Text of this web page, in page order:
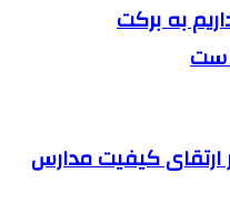
به برکت
کیفیت مدارس